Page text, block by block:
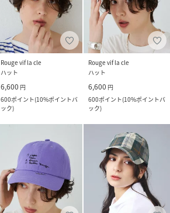
Rouge vif la cle
ハット
6,600 円
600ポイント(10%ポイントバ
ック)
Rouge vif la cle
ハット
6,600 円
600ポイント(10%ポイントバ
ック)